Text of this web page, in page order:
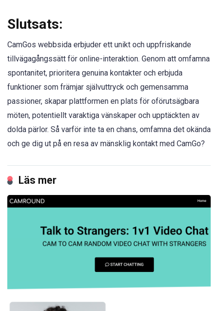
Slutsats:
CamGos webbsida erbjuder ett unikt och uppfriskande
tillvägagångssätt för online-interaktion. Genom att omfamna
spontanitet, prioritera genuina kontakter och erbjuda
funktioner som främjar självuttryck och gemensamma
passioner, skapar plattformen en plats för oförutsägbara
möten, potentiellt varaktiga vänskaper och upptäckten av
dolda pärlor. Så varför inte ta en chans, omfamna det okända
och ge dig ut på en resa av mänsklig kontakt med CamGo?
Läs mer